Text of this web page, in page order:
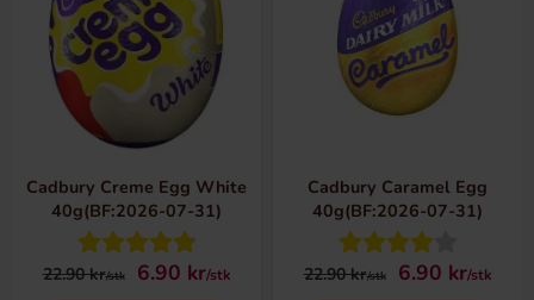
Cadbury Creme Egg White
40g(BF:2026-07-31)
22.90 kr/stk 6.90 kr/stk
Cadbury Caramel Egg
40g(BF:2026-07-31)
22.90 kr/stk 6.90 kr/stk